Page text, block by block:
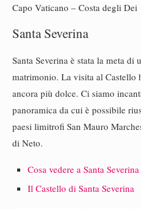
Capo Vaticano – Costa degli Dei
Santa Severina
Santa Severina è stata la meta
matrimonio. La visita al Castello
ancora più dolce. Ci siamo
panoramica da cui è possibile
paesi limitrofi San Mauro
di Neto.
Cosa vedere a Santa Severina
Il Castello di Santa Severina